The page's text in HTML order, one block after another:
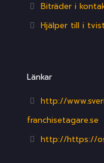
Biträder i
Hjälper till i
Länkar
http://
franchisetagare.se
http://https://